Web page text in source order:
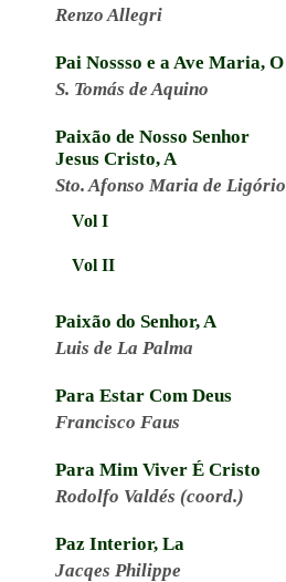
Renzo Allegri
Pai Nossso e a Ave Maria, O
S. Tomás de Aquino
Paixão de Nosso Senhor
Jesus Cristo, A
Sto. Afonso Maria de Ligório
Vol I
Vol II
Paixão do Senhor, A
Luis de La Palma
Para Estar Com Deus
Francisco Faus
Para Mim Viver É Cristo
Rodolfo Valdés (coord.)
Paz Interior, La
Jacqes Philippe